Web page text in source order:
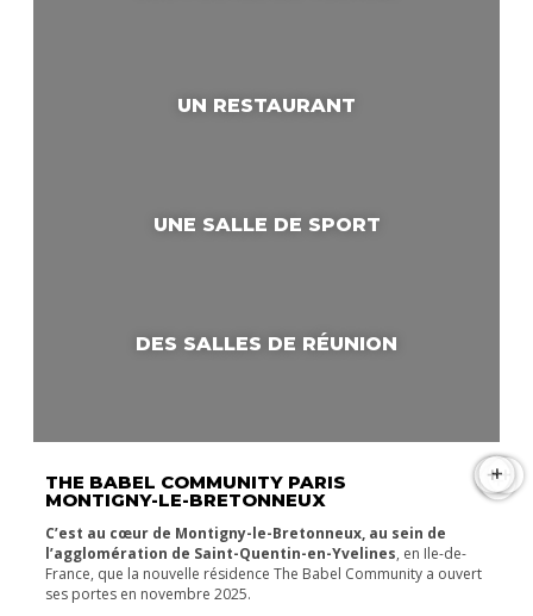
UN RESTAURANT
UNE SALLE DE SPORT
DES SALLES DE RÉUNION
THE BABEL COMMUNITY PARIS
MONTIGNY-LE-BRETONNEUX
C’est au cœur de Montigny-le-Bretonneux, au sein de
l’agglomération de Saint-Quentin-en-Yvelines, en Ile-de-
France, que la nouvelle résidence The Babel Community a ouvert
ses portes en novembre 2025.
+
++
++